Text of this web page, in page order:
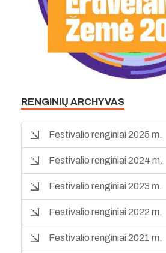
RENGINIŲ ARCHYVAS
Festivalio renginiai 2025 m.
Festivalio renginiai 2024 m.
Festivalio renginiai 2023 m.
Festivalio renginiai 2022 m.
Festivalio renginiai 2021 m.